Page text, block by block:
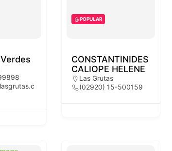
POPULAR
CONSTANTINIDES
CALIOPE HELENE
Las Grutas
(02920) 15-500159